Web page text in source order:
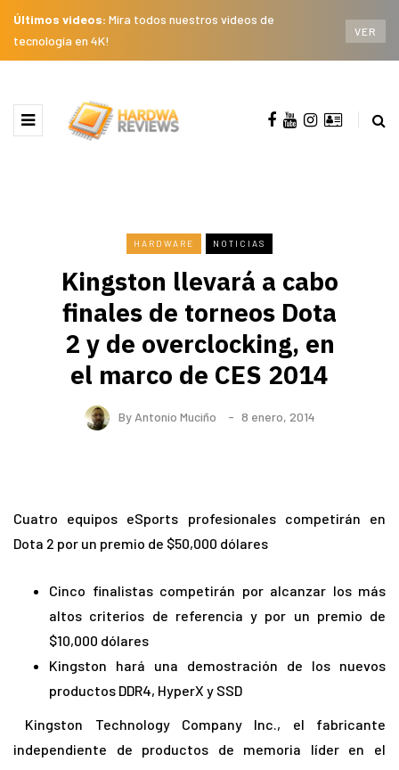
Últimos videos: Mira todos nuestros videos de
tecnología en 4K!
VER
HARDWARE NOTICIAS
Kingston llevará a cabo
finales de torneos Dota
2 y de overclocking, en
el marco de CES 2014
By Antonio Muciño 8 enero, 2014
Cuatro equipos eSports profesionales competirán en
Dota 2 por un premio de $50,000 dólares
Cinco finalistas competirán por alcanzar los más
altos criterios de referencia y por un premio de
$10,000 dólares
Kingston hará una demostración de los nuevos
productos DDR4, HyperX y SSD
Kingston Technology Company Inc., el fabricante
independiente de productos de memoria líder en el